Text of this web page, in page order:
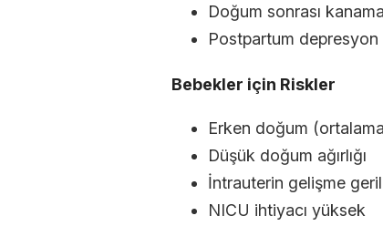
Doğum sonrası kanama
Postpartum
Bebekler için Riskler
Erken doğum
Düşük doğum ağırlığı
İntrauterin gelişme
NICU ihtiyacı yüksek